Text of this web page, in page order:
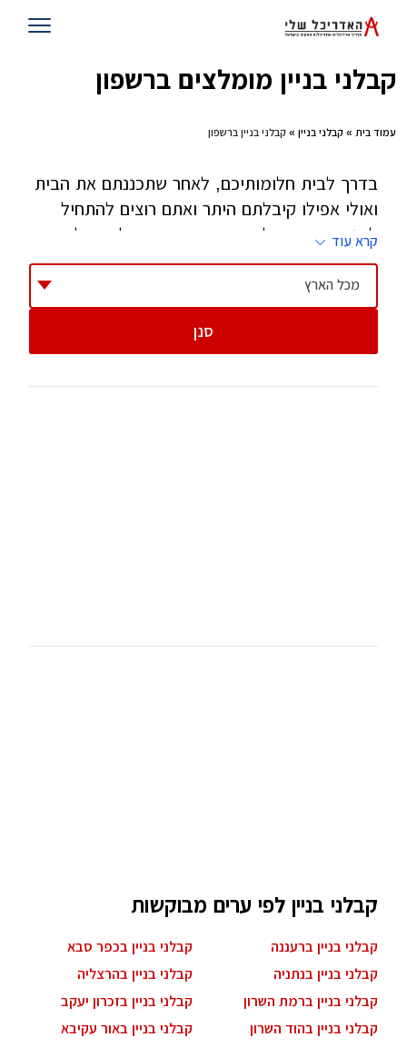
קבלני בניין מומלצים ברשפון
עמוד בית » קבלני בניין » קבלני בניין ברשפון
בדרך לבית חלומותיכם, לאחר שתכננתם את הבית
ואולי אפילו קיבלתם היתר ואתם רוצים להתחיל
לבנות - זהו השלב שאתם צריכים קבלן. קבלן הוא
אחד הגורמים הקריטיים בהצלחת הפרוייקט וחשוב
מאוד לבחור בזהירות, בסבלנות ובחוכמה.
קרא עוד
מכל הארץ
סנן
קבלני בניין לפי ערים מבוקשות
קבלני בניין ברעננה
קבלני בניין בכפר סבא
קבלני בניין בנתניה
קבלני בניין בהרצליה
קבלני בניין ברמת השרון
קבלני בניין בזכרון יעקב
קבלני בניין בהוד השרון
קבלני בניין באור עקיבא